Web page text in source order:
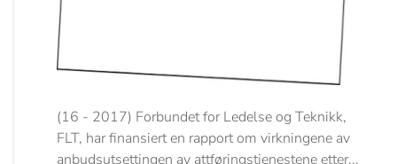
(16 - 2017) Forbundet for Ledelse og Teknikk,
FLT, har finansiert en rapport om virkningene av
anbudsutsettingen av attføringstjenestene etter...